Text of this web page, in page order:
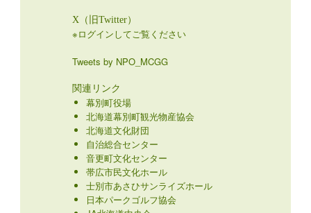
X（旧Twitter）
※ログインしてご覧ください
Tweets by NPO_MCGG
関連リンク
幕別町役場
北海道幕別町観光物産協会
北海道文化財団
自治総合センター
音更町文化センター
帯広市民文化ホール
士別市あさひサンライズホール
日本パークゴルフ協会